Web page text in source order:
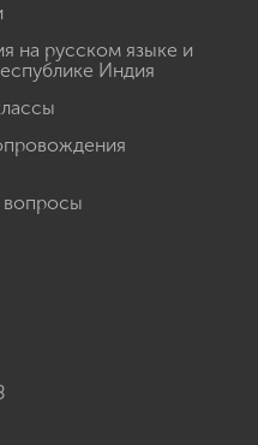
на русском языке и
Индия
вопросы